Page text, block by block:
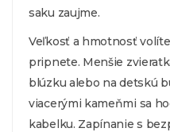
saku zaujme.
Veľkosť a hmotnosť
pripnete. Menšie
blúzku alebo na detskú
viacerými kameňmi sa
kabelku. Zapínanie s